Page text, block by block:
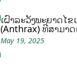
ເຝົ້າລະວັງພະຍາດໄຂ້
(Anthrax) ທີ່ສາມາ
May 19, 2025